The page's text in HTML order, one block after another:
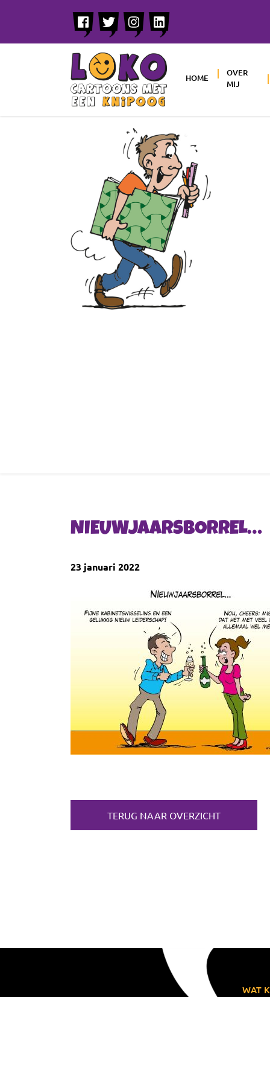
HOME
OVER
MIJ
NIEUWJAARSBORREL…
23 januari 2022
TERUG NAAR OVERZICHT
WAT